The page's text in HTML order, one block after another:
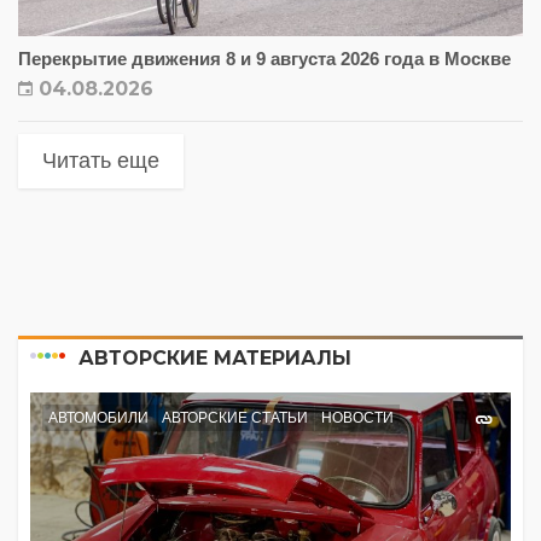
Перекрытие движения 8 и 9 августа 2026 года в Москве
04.08.2026
Читать еще
АВТОРСКИЕ МАТЕРИАЛЫ
АВТОМОБИЛИ АВТОРСКИЕ СТАТЬИ НОВОСТИ